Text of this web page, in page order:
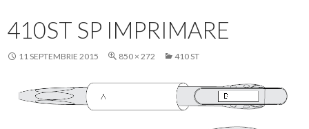
410ST SP IMPRIMARE
11 SEPTEMBRIE 2015 850 × 272 410 ST